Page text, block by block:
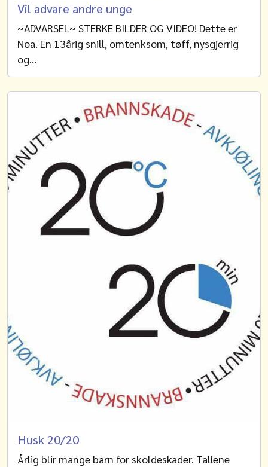
Vil advare andre unge
~ADVARSEL~ STERKE BILDER OG VIDEO! Dette er
Noa. En 13årig snill, omtenksom, tøff, nysgjerrig
og…
Husk 20/20
Årlig blir mange barn for skoldeskader. Tallene